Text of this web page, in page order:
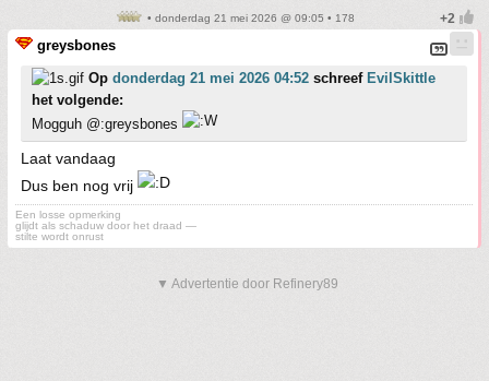
• donderdag 21 mei 2026 @ 09:05 • 178
greysbones
Op donderdag 21 mei 2026 04:52 schreef EvilSkittle
het volgende:
Mogguh @:greysbones
Laat vandaag
Dus ben nog vrij
Een losse opmerking
glijdt als schaduw door het draad —
stilte wordt onrust
▼ Advertentie door Refinery89